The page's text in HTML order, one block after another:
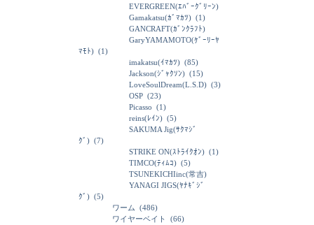
EVERGREEN(ｴﾊﾞｰｸﾞﾘｰﾝ)
Gamakatsu(ｶﾞﾏｶﾂ) (1)
GANCRAFT(ｶﾞﾝｸﾗﾌﾄ)
GaryYAMAMOTO(ｹﾞｰﾘｰﾔ
ﾏﾓﾄ) (1)
imakatsu(ｲﾏｶﾂ) (85)
Jackson(ｼﾞｬｸｿﾝ) (15)
LoveSoulDream(L.S.D) (3)
OSP (23)
Picasso (1)
reins(ﾚｲﾝ) (5)
SAKUMA Jig(ｻｸﾏｼﾞ
ｸﾞ) (7)
STRIKE ON(ｽﾄﾗｲｸｵﾝ) (1)
TIMCO(ﾃｨﾑｺ) (5)
TSUNEKICHIinc(常吉)
YANAGI JIGS(ﾔﾅｷﾞｼﾞ
ｸﾞ) (5)
ワーム (486)
ワイヤーベイト
(66)